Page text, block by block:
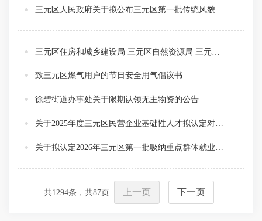
致三元区燃气用户的节日安全用气倡议书
徐碧街道办事处关于限期认领无主物资的公告
共1294条，共87页 上一页 下一页